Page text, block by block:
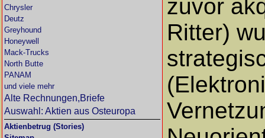
Chrysler
Deutz
Greyhound
Honeywell
Mack-Trucks
North Butte
PANAM
und viele mehr
Alte Rechnungen,Briefe
Auswahl: Aktien aus Osteuropa
Aktienbetrug (Stories)
zuvor
Ritter)